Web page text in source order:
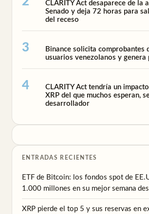
CLARITY Act desaparece de la
Senado y deja 72 horas para
del receso
Binance solicita comprobantes
usuarios venezolanos y genera
CLARITY Act tendría un
XRP del que muchos esperan,
desarrollador
ENTRADAS RECIENTES
ETF de Bitcoin: los fondos spot de
1.000 millones en su mejor semana
XRP pierde el top 5 y sus reservas en